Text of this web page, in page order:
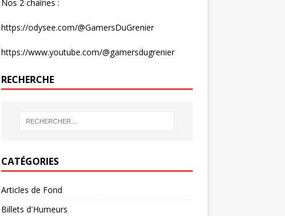
Nos 2 chaînes :
https://odysee.com/@GamersDuGrenier
https://www.youtube.com/@gamersdugrenier
RECHERCHE
CATÉGORIES
Articles de Fond
Billets d'Humeurs